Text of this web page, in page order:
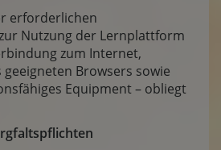
erforderlichen
Nutzung der Lernplattform
zum Internet,
Browsers sowie
Equipment – obliegt